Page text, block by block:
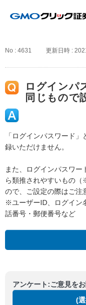
No : 4631 更新日時 :
ログインパ
同じもので
「ログインパスワード
録いただけません。
また、ログインパスワ
ら類推されやすいもの
ので、ご設定の際はご注
※ユーザーID、ログイン
話番号・郵便番号など
アンケート:ご意見を
(